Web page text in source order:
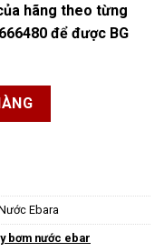
hãng theo từng
để được BG
EVMS số lượng
Ebara
bơm nước ebar